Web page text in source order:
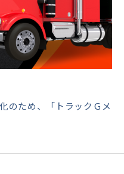
のため、「トラックＧメ